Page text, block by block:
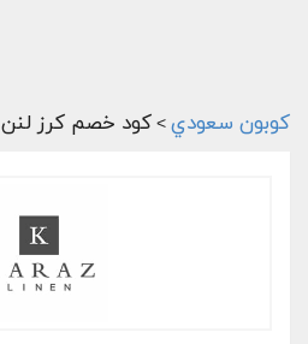
كوبون سعودي > كود خصم كرز لنن